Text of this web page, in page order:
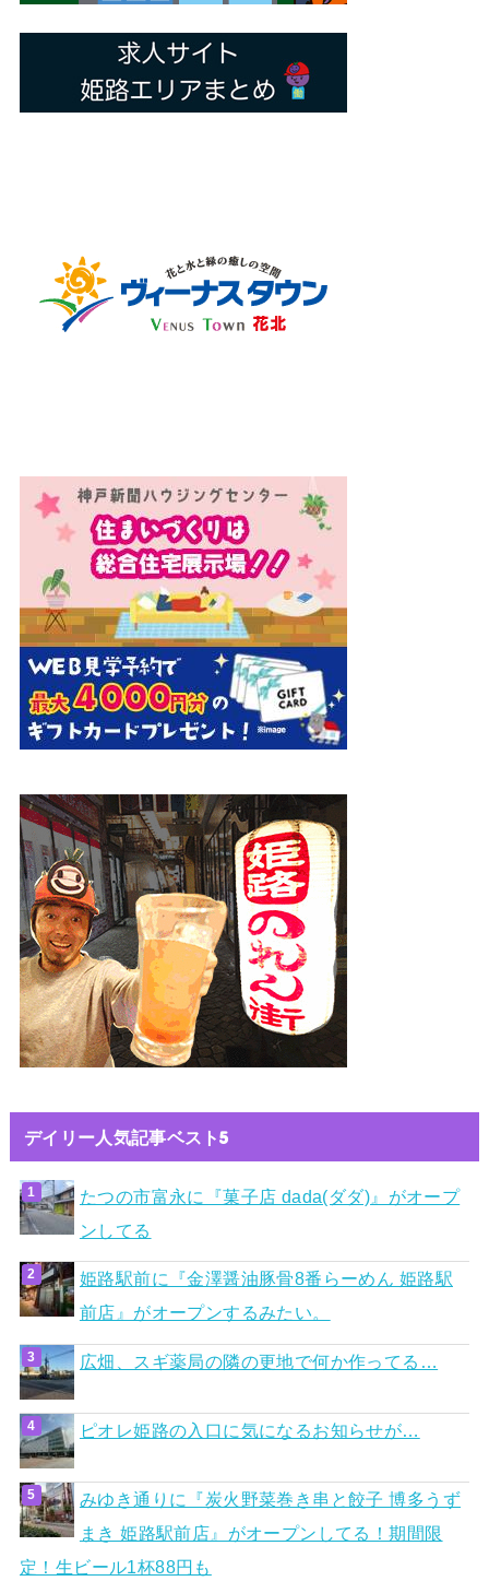
デイリー人気記事ベスト5
たつの市富永に『菓子店 dada(ダダ)』がオープ
ンしてる
姫路駅前に『金澤醤油豚骨8番らーめん 姫路駅
前店』がオープンするみたい。
広畑、スギ薬局の隣の更地で何か作ってる…
ピオレ姫路の入口に気になるお知らせが…
みゆき通りに『炭火野菜巻き串と餃子 博多うず
まき 姫路駅前店』がオープンしてる！期間限
定！生ビール1杯88円も